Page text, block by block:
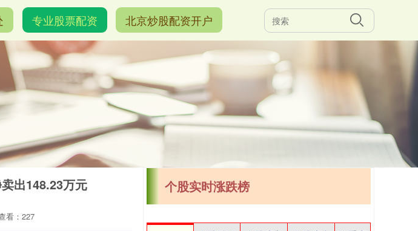
专业股票配资 北京炒股配资开户
出148.23万元
看：227
个股实时涨跌榜